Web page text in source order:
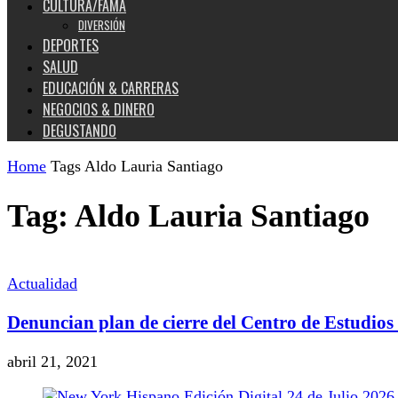
CULTURA/FAMA
DIVERSIÓN
DEPORTES
SALUD
EDUCACIÓN & CARRERAS
NEGOCIOS & DINERO
DEGUSTANDO
Home Tags Aldo Lauria Santiago
Tag: Aldo Lauria Santiago
Actualidad
Denuncian plan de cierre del Centro de
abril 21, 2021